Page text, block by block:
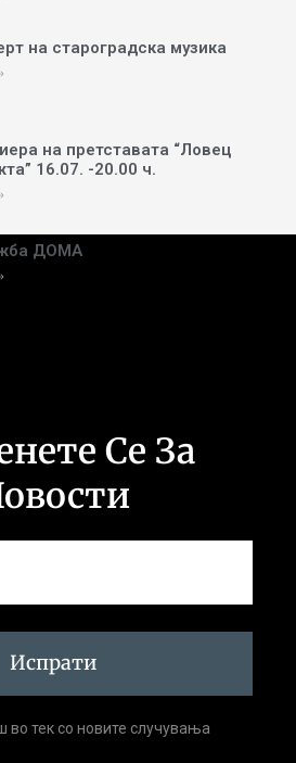
на староградска музика
на претставата “Ловец
16.07. -20.00 ч.
ДОМА
Се За
Испрати
во тек со новите случувања